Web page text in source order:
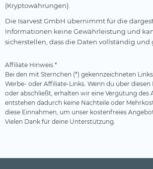
(Kryptowährungen).
Die Isarvest GmbH übernimmt für die
Informationen keine Gewährleistung und
sicherstellen, dass die Daten vollständig und
Affiliate Hinweis *
Bei den mit Sternchen (*) gekennzeichneten
Werbe- oder Affiliate-Links. Wenn du über diesen
oder abschließt, erhalten wir eine Vergütung des
entstehen dadurch keine Nachteile oder
diese Einnahmen, um unser kostenfreies
Vielen Dank für deine Unterstützung.